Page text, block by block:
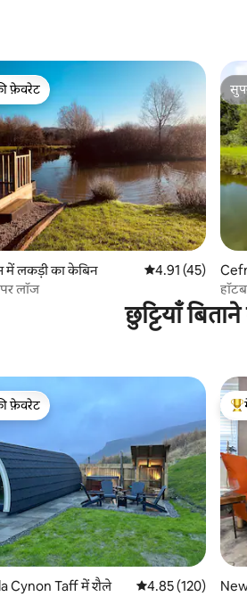
फ़ेवरेट
फ़ेवरेट
में लकड़ी का केबिन औसत रेटिंग 5 में से
4.91 (45)
लॉज
छुट्टियाँ
फ़ेवरेट
फ़ेवरेट
Cynon Taff में शैले औसत रेटिंग 5 में से
4.85 (120)